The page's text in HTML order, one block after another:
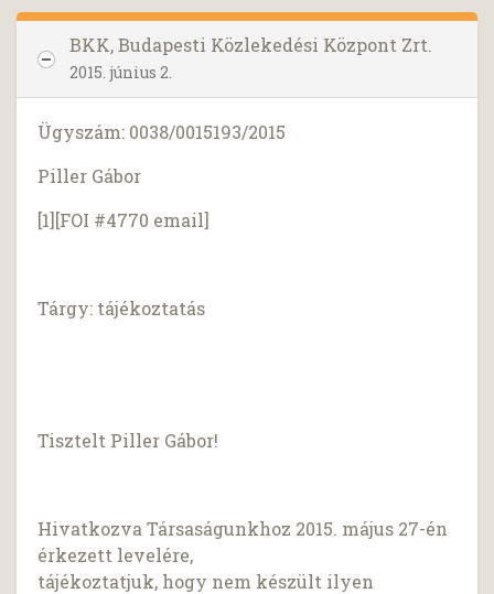
BKK, Budapesti Közlekedési Központ Zrt.
2015. június 2.
Ügyszám: 0038/0015193/2015
Piller Gábor
[1][FOI #4770 email]
Tárgy: tájékoztatás
Tisztelt Piller Gábor!
Hivatkozva Társaságunkhoz 2015. május 27-én
érkezett levelére,
tájékoztatjuk, hogy nem készült ilyen